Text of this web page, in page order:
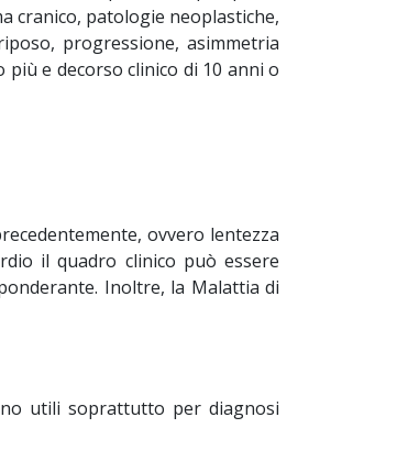
cranico, patologie neoplastiche,
progressione, asimmetria
e decorso clinico di 10 anni o
ovvero lentezza
il quadro clinico può essere
Inoltre, la Malattia di
utili soprattutto per diagnosi